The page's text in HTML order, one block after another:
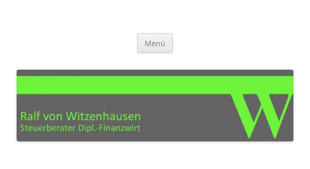
Witzenhausen – Mechernich
Umgebung
Menü